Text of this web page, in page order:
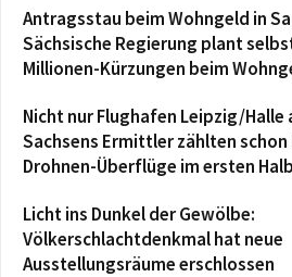
Antragsstau beim Wohngeld in
Sächsische Regierung plant
Millionen-Kürzungen beim
Nicht nur Flughafen Leipzig/Halle
Sachsens Ermittler zählten schon
Drohnen-Überflüge im ersten
Licht ins Dunkel der Gewölbe:
Völkerschlachtdenkmal hat neue
Ausstellungsräume erschlossen